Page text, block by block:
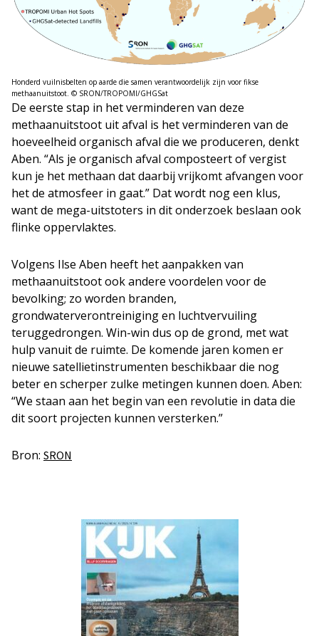
Honderd vuilnisbelten op aarde die samen verantwoordelijk zijn voor fikse
methaanuitstoot. © SRON/TROPOMI/GHGSat
De eerste stap in het verminderen van deze
methaanuitstoot uit afval is het verminderen van de
hoeveelheid organisch afval die we produceren, denkt
Aben. “Als je organisch afval composteert of vergist
kun je het methaan dat daarbij vrijkomt afvangen voor
het de atmosfeer in gaat.” Dat wordt nog een klus,
want de mega-uitstoters in dit onderzoek beslaan ook
flinke oppervlaktes.
Volgens Ilse Aben heeft het aanpakken van
methaanuitstoot ook andere voordelen voor de
bevolking; zo worden branden,
grondwaterverontreiniging en luchtvervuiling
teruggedrongen. Win-win dus op de grond, met wat
hulp vanuit de ruimte. De komende jaren komen er
nieuwe satellietinstrumenten beschikbaar die nog
beter en scherper zulke metingen kunnen doen. Aben:
“We staan aan het begin van een revolutie in data die
dit soort projecten kunnen versterken.”
Bron: SRON